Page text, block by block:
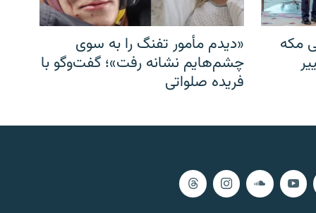
مکه
«دیدم مأمور تفنگ را به سوی
چشم‌هایم نشانه رفت»؛ گفت‌و‌گو با
فریده صلواتی